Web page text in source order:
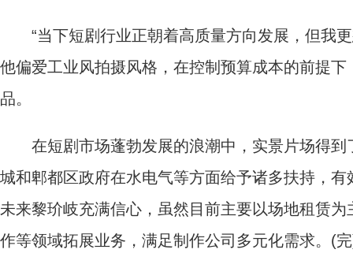
“当下短剧行业正朝着高质量方向发展，但我更
他偏爱工业风拍摄风格，在控制预算成本的前提
品。
在短剧市场蓬勃发展的浪潮中，实景片场得到
城和郫都区政府在水电气等方面给予诸多扶持，
未来黎玠岐充满信心，虽然目前主要以场地租赁
作等领域拓展业务，满足制作公司多元化需求。(